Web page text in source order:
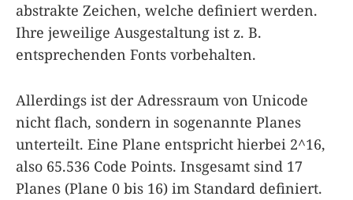
abstrakte Zeichen, welche definiert werden.
Ihre jeweilige Ausgestaltung ist z. B.
entsprechenden Fonts vorbehalten.
Allerdings ist der Adressraum von Unicode
nicht flach, sondern in sogenannte Planes
unterteilt. Eine Plane entspricht hierbei 2^16,
also 65.536 Code Points. Insgesamt sind 17
Planes (Plane 0 bis 16) im Standard definiert.